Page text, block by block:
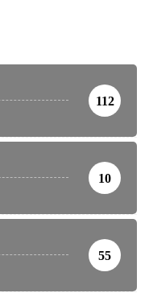
112
10
55